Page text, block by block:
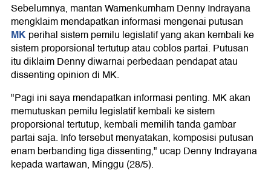
Sebelumnya, mantan Wamenkumham Denny Indrayana
mengklaim mendapatkan informasi mengenai putusan
MKperihal sistem pemilu legislatif yang akan kembali ke
sistem proporsional tertutup atau coblos partai. Putusan
itu diklaim Denny diwarnai perbedaan pendapat atau
dissenting opinion di MK.
"Pagi ini saya mendapatkan informasi penting. MK akan
memutuskan pemilu legislatif kembali ke sistem
proporsional tertutup, kembali memilih tanda gambar
partai saja. Info tersebut menyatakan, komposisi putusan
enam berbanding tiga dissenting," ucap Denny Indrayana
kepada wartawan, Minggu (28/5).